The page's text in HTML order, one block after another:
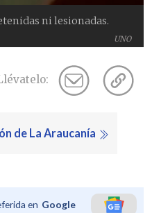
UNO
ni lesionadas.
de La Araucanía
en Google